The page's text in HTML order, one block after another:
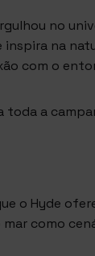
no
inspira na
com o
toda a
o Hyde
mar como